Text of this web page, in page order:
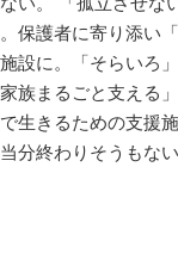
保護者に寄り添い
設に。「そらいろ
族まるごと支える
生きるための支援
分終わりそうもない